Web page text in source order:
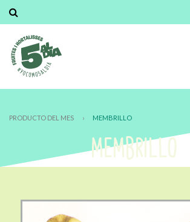
PRODUCTO DEL MES › MEMBRILLO
MEMBRILLO